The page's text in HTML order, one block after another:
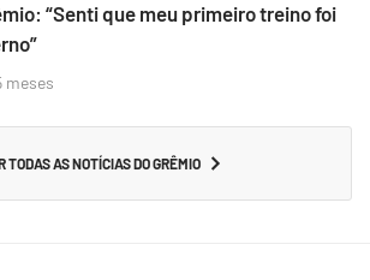
“Senti que meu primeiro treino foi
meses
TODAS AS NOTÍCIAS DO GRÊMIO